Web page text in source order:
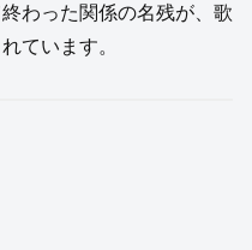
わった関係の名残が、歌
ています。